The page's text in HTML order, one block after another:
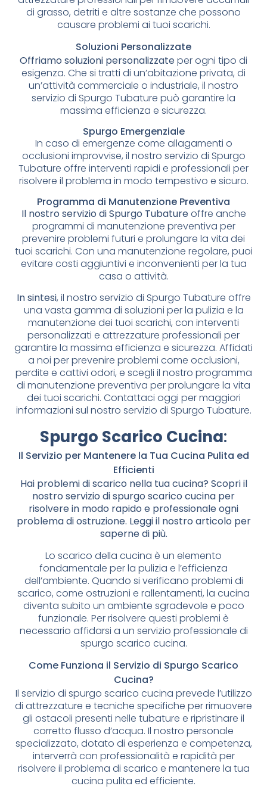
di grasso, detriti e altre sostanze che possono
causare problemi ai tuoi scarichi.
Soluzioni Personalizzate
Offriamo soluzioni personalizzateper ogni tipo di
esigenza. Che si tratti di un’abitazione privata, di
un’attività commerciale o industriale, il nostro
servizio di Spurgo Tubature può garantire la
massima efficienza e sicurezza.
Spurgo Emergenziale
In caso di emergenze come allagamenti o
occlusioni improvvise, il nostro servizio di Spurgo
Tubature offre interventi rapidi e professionali per
risolvere il problema in modo tempestivo e sicuro.
Programma di Manutenzione Preventiva
Il nostro servizio di Spurgo Tubatureoffre anche
programmi di manutenzione preventiva per
prevenire problemi futuri e prolungare la vita dei
tuoi scarichi. Con una manutenzione regolare, puoi
evitare costi aggiuntivi e inconvenienti per la tua
casa o attività.
In sintesi, il nostro servizio di Spurgo Tubature offre
una vasta gamma di soluzioni per la pulizia e la
manutenzione dei tuoi scarichi, con interventi
personalizzati e attrezzature professionali per
garantire la massima efficienza e sicurezza. Affidati
a noi per prevenire problemi come occlusioni,
perdite e cattivi odori, e scegli il nostro programma
di manutenzione preventiva per prolungare la vita
dei tuoi scarichi. Contattaci oggi per maggiori
informazioni sul nostro servizio di Spurgo Tubature.
Spurgo Scarico Cucina:
Il Servizio per Mantenere la Tua Cucina Pulita ed
Efficienti
Hai problemi di scarico nella tua cucina? Scopri il
nostro servizio di spurgo scarico cucina per
risolvere in modo rapido e professionale ogni
problema di ostruzione. Leggi il nostro articolo per
saperne di più.
Lo scarico della cucina è un elemento
fondamentale per la pulizia e l’efficienza
dell’ambiente. Quando si verificano problemi di
scarico, come ostruzioni e rallentamenti, la cucina
diventa subito un ambiente sgradevole e poco
funzionale. Per risolvere questi problemi è
necessario affidarsi a un servizio professionale di
spurgo scarico cucina.
Come Funziona il Servizio di Spurgo Scarico
Cucina?
Il servizio di spurgo scarico cucina prevede l’utilizzo
di attrezzature e tecniche specifiche per rimuovere
gli ostacoli presenti nelle tubature e ripristinare il
corretto flusso d’acqua. Il nostro personale
specializzato, dotato di esperienza e competenza,
interverrà con professionalità e rapidità per
risolvere il problema di scarico e mantenere la tua
cucina pulita ed efficiente.